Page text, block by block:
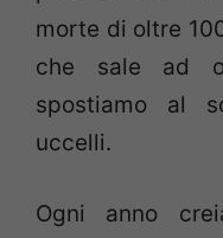
morte di oltre
che sale ad
spostiamo al
uccelli.
Ogni anno